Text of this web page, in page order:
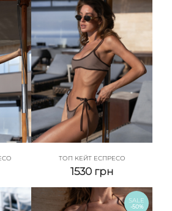
ТОП КЕЙТ ЕСПРЕСО
1530 грн
SALE
-50%